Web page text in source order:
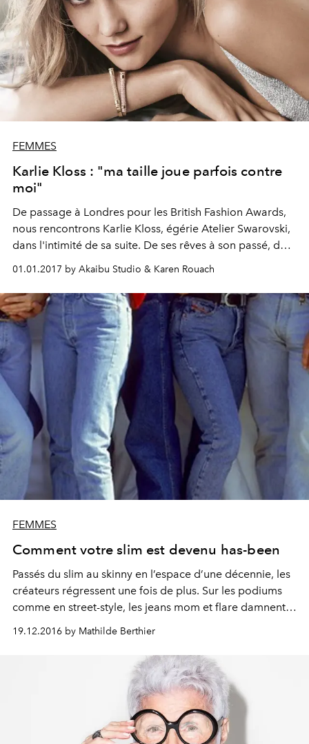
FEMMES
Karlie Kloss : "ma taille joue parfois contre
moi"
De passage à Londres pour les British Fashion Awards,
nous rencontrons Karlie Kloss, égérie Atelier Swarovski,
dans l'intimité de sa suite. De ses rêves à son passé, de
livre de K à Z.
01.01.2017 by Akaibu Studio & Karen Rouach
FEMMES
Comment votre slim est devenu has-been
Passés du slim au skinny en l’espace d’une décennie, les
créateurs régressent une fois de plus. Sur les podiums
comme en street-style, les jeans mom et flare damnent
assiste même à un slim bashing. Et si certains designers
jouent pleinement le jeu de l’allure rétro, d’autres
s’attachent à révolutionner les jeans cultes des années
1970 et 1980. Sonnerons-nous définitivement la fin du
19.12.2016 by Mathilde Berthier